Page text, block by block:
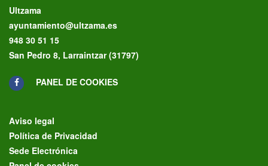
Ultzama
ayuntamiento@ultzama.es
948 30 51 15
San Pedro 8, Larraintzar (31797)
PANEL DE COOKIES
Aviso legal
Política de Privacidad
Sede Electrónica